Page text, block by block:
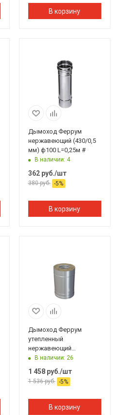
В корзину
Дымоход Феррум
нержавеющий (430/0,5
мм) ф100 L=0,25м #
В наличии: 4
362руб./шт
380руб. -5%
В корзину
Дымоход Феррум
утепленный
нержавеющий
(430/0,8мм)/
оцинкованный ф120/200
L=0,25 м по воде #
В наличии: 26
1 458руб./шт
1 536руб. -5%
В корзину